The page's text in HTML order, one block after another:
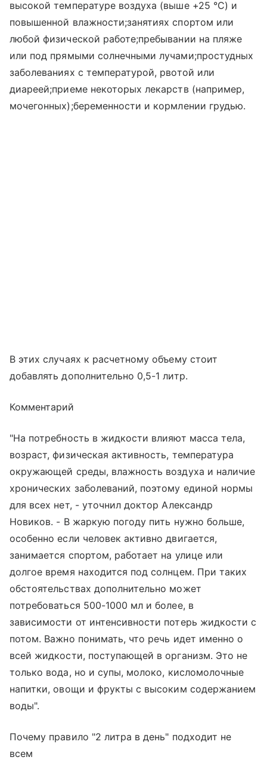
высокой температуре воздуха (выше +25 °C) и
повышенной влажности;занятиях спортом или
любой физической работе;пребывании на пляже
или под прямыми солнечными лучами;простудных
заболеваниях с температурой, рвотой или
диареей;приеме некоторых лекарств (например,
мочегонных);беременности и кормлении грудью.
В этих случаях к расчетному объему стоит
добавлять дополнительно 0,5-1 литр.
Комментарий
"На потребность в жидкости влияют масса тела,
возраст, физическая активность, температура
окружающей среды, влажность воздуха и наличие
хронических заболеваний, поэтому единой нормы
для всех нет, - уточнил доктор Александр
Новиков. - В жаркую погоду пить нужно больше,
особенно если человек активно двигается,
занимается спортом, работает на улице или
долгое время находится под солнцем. При таких
обстоятельствах дополнительно может
потребоваться 500-1000 мл и более, в
зависимости от интенсивности потерь жидкости с
потом. Важно понимать, что речь идет именно о
всей жидкости, поступающей в организм. Это не
только вода, но и супы, молоко, кисломолочные
напитки, овощи и фрукты с высоким содержанием
воды".
Почему правило "2 литра в день" подходит не
всем